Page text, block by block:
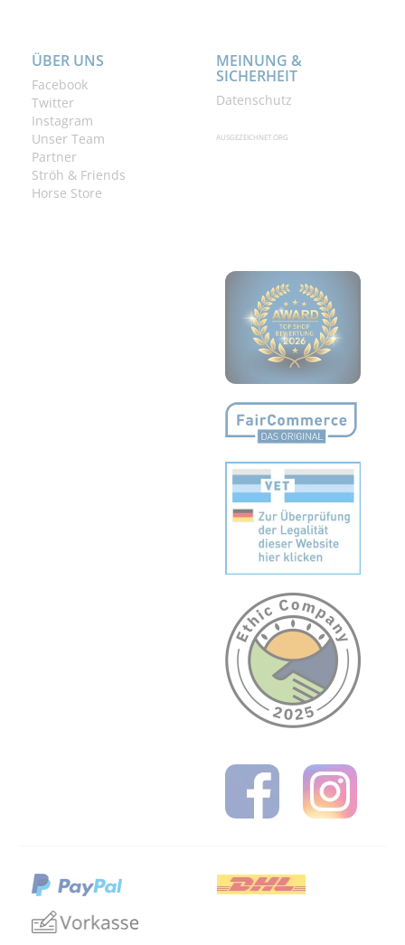
ÜBER UNS
Facebook
Twitter
Instagram
Unser Team
Partner
Ströh & Friends
Horse Store
MEINUNG &
SICHERHEIT
Datenschutz
AUSGEZEICHNET.ORG